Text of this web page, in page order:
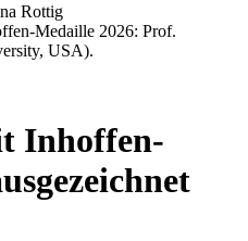
Rottig
Medaille 2026: Prof.
USA).
Inhoffen-